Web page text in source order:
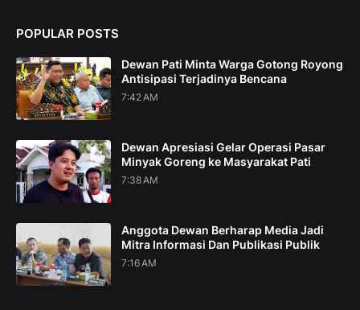
POPULAR POSTS
Dewan Pati Minta Warga Gotong Royong
Antisipasi Terjadinya Bencana
7:42 AM
Dewan Apresiasi Gelar Operasi Pasar
Minyak Goreng ke Masyarakat Pati
7:38 AM
Anggota Dewan Berharap Media Jadi
Mitra Informasi Dan Publikasi Publik
7:16 AM